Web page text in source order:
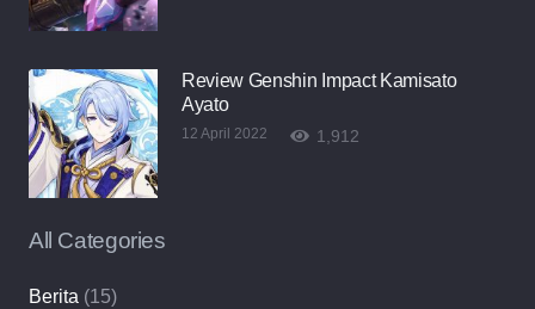
Review Genshin Impact Kamisato
Ayato
12 April 2022 1,912
All Categories
Berita (15)